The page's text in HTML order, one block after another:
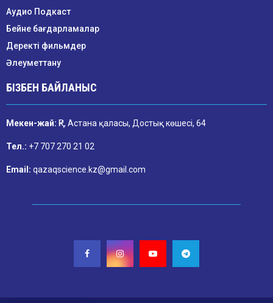
Аудио Подкаст
Бейне бағдарламалар
Деректі фильмдер
Әлеуметтану
БІЗБЕН БАЙЛАНЫС
Мекен-жай: ҚР, Астана қаласы, Достық көшесі, 64
Тел.: +7 707 270 21 02
Email: qazaqscience.kz@gmail.com